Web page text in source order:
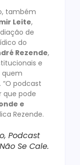
também
Leite,
de
do
Rezende,
e
quem
podcast
que pode
e
Rezende.
Podcast
Se Cale.